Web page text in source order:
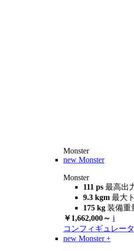
Monster
new Monster
Monster
111 ps 最高出
9.3 kgm 最大
175 kg 装備重
￥1,662,000～ i
コンフィギュレー
new Monster +